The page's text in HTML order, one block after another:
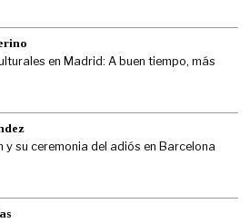
en Madrid: A buen tiempo, más
y su ceremonia del adiós en Barcelona